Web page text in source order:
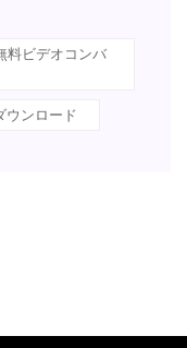
料ビデオコンバ
ウンロード